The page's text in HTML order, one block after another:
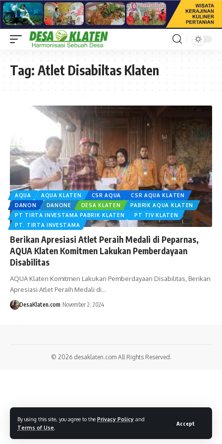
By using this site, you agree to the Privacy Policy and
Terms of Use
Accept
Tag: Atlet Disabiltas Klaten
AQUA AQUA KLATEN CSR AQUA
CSR AQUA KLATEN
DANON
DANONE DESA KLATEN
PABRIK AQUA KLATEN
PT TIRTA INVESTAMA PABRIK KLATEN
PT TIV KLATEN
PT. TIRTA INVESTAMA
Berikan Apresiasi Atlet Peraih Medali di Peparnas,
AQUA Klaten Komitmen Lakukan Pemberdayaan
Disabilitas
AQUA Klaten Komitmen Lakukan Pemberdayaan Disabilitas, Berikan
Apresiasi Atlet Peraih Medali di…
DesaKlaten.com November 2, 2024
© 2026 desaklaten.comAll Rights Reserved.